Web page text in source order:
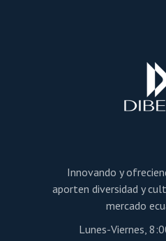
Innovando y
aporten diversidad y
mercado
Lunes-Viernes,